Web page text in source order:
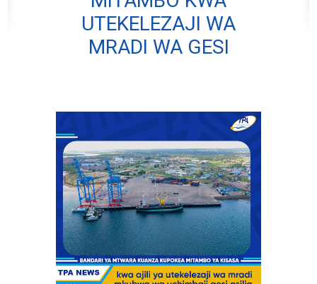
UTEKELEZAJI WA
MRADI WA GESI